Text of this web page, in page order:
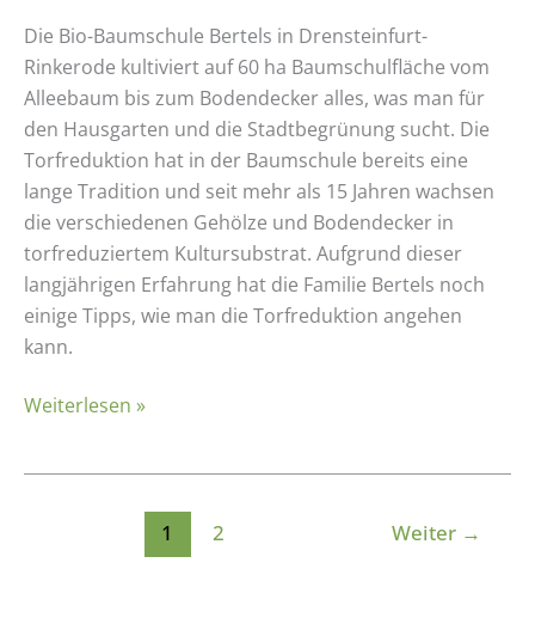
Die Bio-Baumschule Bertels in Drensteinfurt-
Rinkerode kultiviert auf 60 ha Baumschulfläche vom
Alleebaum bis zum Bodendecker alles, was man für
den Hausgarten und die Stadtbegrünung sucht. Die
Torfreduktion hat in der Baumschule bereits eine
lange Tradition und seit mehr als 15 Jahren wachsen
die verschiedenen Gehölze und Bodendecker in
torfreduziertem Kultursubstrat. Aufgrund dieser
langjährigen Erfahrung hat die Familie Bertels noch
einige Tipps, wie man die Torfreduktion angehen
kann.
Weiterlesen »
1 2 Weiter →